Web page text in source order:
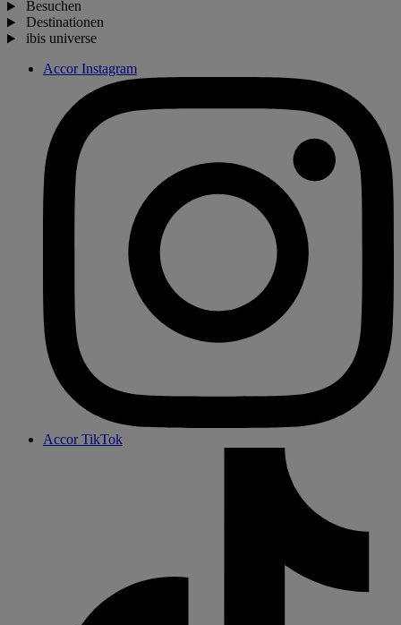
Besuchen
Destinationen
ibis universe
Accor Instagram
Accor TikTok